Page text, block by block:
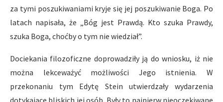
za tymi poszukiwaniami kryje się jej poszukiwanie Boga. Po
latach napisała, że „Bóg jest Prawdą. Kto szuka Prawdy,
szuka Boga, choćby o tym nie wiedział”.
Dociekania filozoficzne doprowadziły ją do wniosku, iż nie
można lekceważyć możliwości Jego istnienia. W
przekonaniu tym Edytę Stein utwierdzały wydarzenia
dotykające bliskich jej osób. Były to najpierw nieoczekiwane